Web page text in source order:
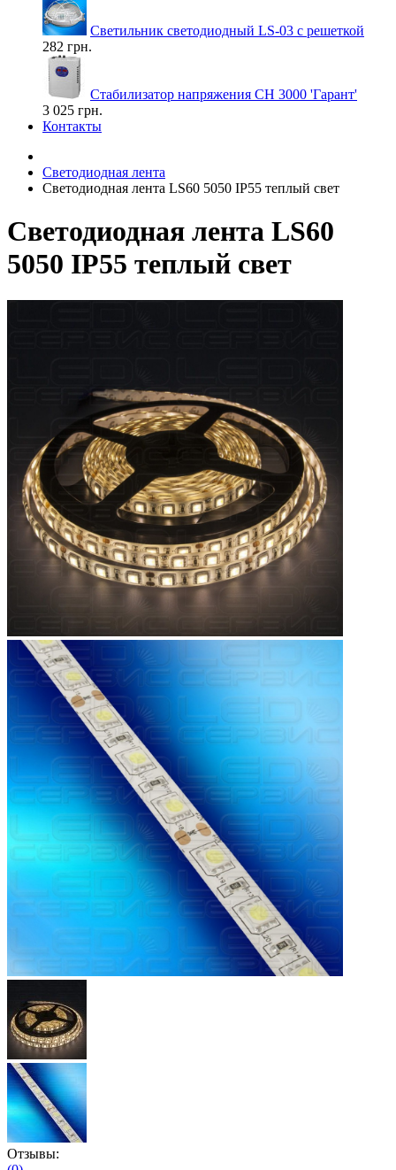
Светильник светодиодный LS-03 с решеткой
282 грн.
Стабилизатор напряжения СН 3000 'Гарант'
3 025 грн.
Контакты
Светодиодная лента
Светодиодная лента LS60 5050 IP55 теплый свет
Светодиодная лента LS60
5050 IP55 теплый свет
Отзывы: